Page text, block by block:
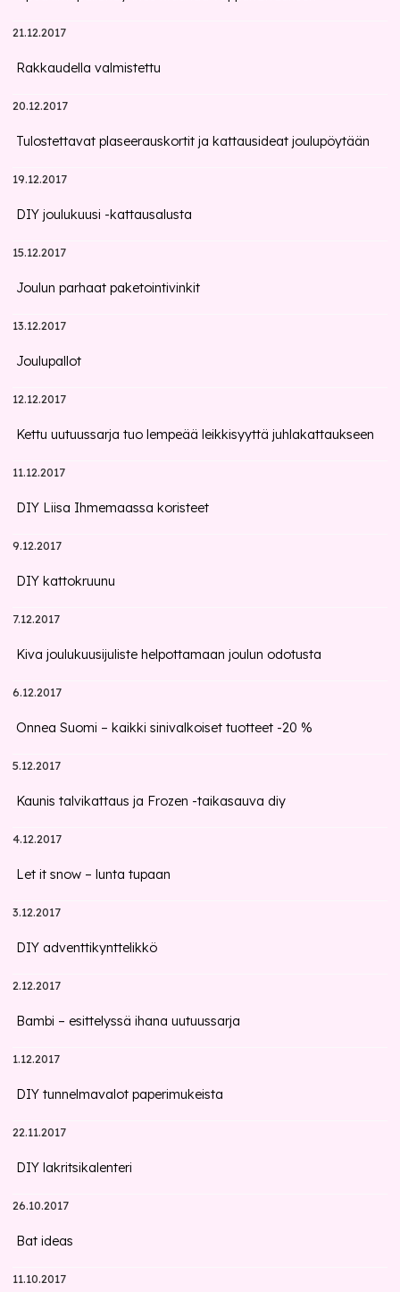
21.12.2017
Rakkaudella valmistettu
20.12.2017
Tulostettavat plaseerauskortit ja kattausideat joulupöytään
19.12.2017
DIY joulukuusi -kattausalusta
15.12.2017
Joulun parhaat paketointivinkit
13.12.2017
Joulupallot
12.12.2017
Kettu uutuussarja tuo lempeää leikkisyyttä juhlakattaukseen
11.12.2017
DIY Liisa Ihmemaassa koristeet
9.12.2017
DIY kattokruunu
7.12.2017
Kiva joulukuusijuliste helpottamaan joulun odotusta
6.12.2017
Onnea Suomi – kaikki sinivalkoiset tuotteet -20 %
5.12.2017
Kaunis talvikattaus ja Frozen -taikasauva diy
4.12.2017
Let it snow – lunta tupaan
3.12.2017
DIY adventtikynttelikkö
2.12.2017
Bambi – esittelyssä ihana uutuussarja
1.12.2017
DIY tunnelmavalot paperimukeista
22.11.2017
DIY lakritsikalenteri
26.10.2017
Bat ideas
11.10.2017